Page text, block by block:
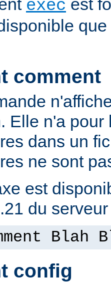
exec est
comment
Elle n'a pour
dans un
ne sont
est
du
Blah
config